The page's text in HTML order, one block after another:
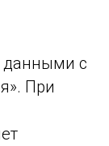
данными с
При